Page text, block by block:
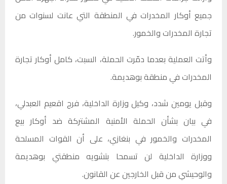
جميع أوكار المخدرات في المنطقة التي عانت لسنوات من
تجارة المخدرات والخمور.
وأتت العملية بعدما دمّرت الحملة، السبت، كامل أوكار تجارة
المخدرات في منطقة بوهديمة.
وقبل يومين شدد، وكيل وزارة الداخلية، فرج اقعيم العبدلي،
في بيان بشأن الحملة الأمنية المشتركة ضد أوكار بيع
المخدرات والخمور في بنغازي، على أن القوات المسلحة
ووزارة الداخلية لن تسمحا بتشويه منطقتي بوهديمة
والوحيشي من قبل الخارجين عن القانون.